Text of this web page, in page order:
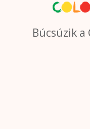
Búcsúzik a